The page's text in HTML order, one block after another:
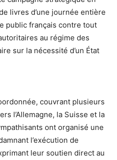
livres d’une journée entière
public français contre tout
au régime des
sur la nécessité d’un État
couvrant plusieurs
l’Allemagne, la Suisse et la
ont organisé une
l’exécution de
leur soutien direct au